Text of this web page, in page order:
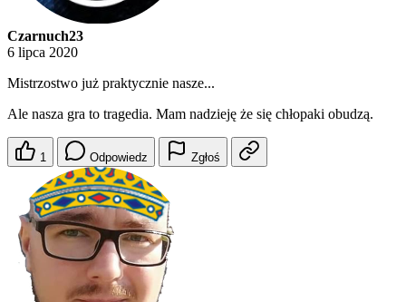
Czarnuch23
6 lipca 2020
Mistrzostwo już praktycznie nasze...
Ale nasza gra to tragedia. Mam nadzieję że się chłopaki obudzą.
1 Odpowiedz Zgłoś